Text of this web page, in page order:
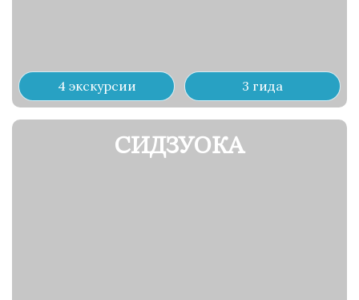
4 экскурсии 3 гида
СИДЗУОКА